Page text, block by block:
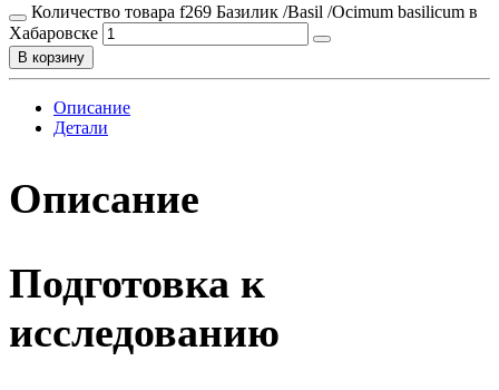
Количество товара f269 Базилик /Basil /Ocimum basilicum в
Хабаровске
В корзину
Описание
Детали
Описание
Подготовка к
исследованию